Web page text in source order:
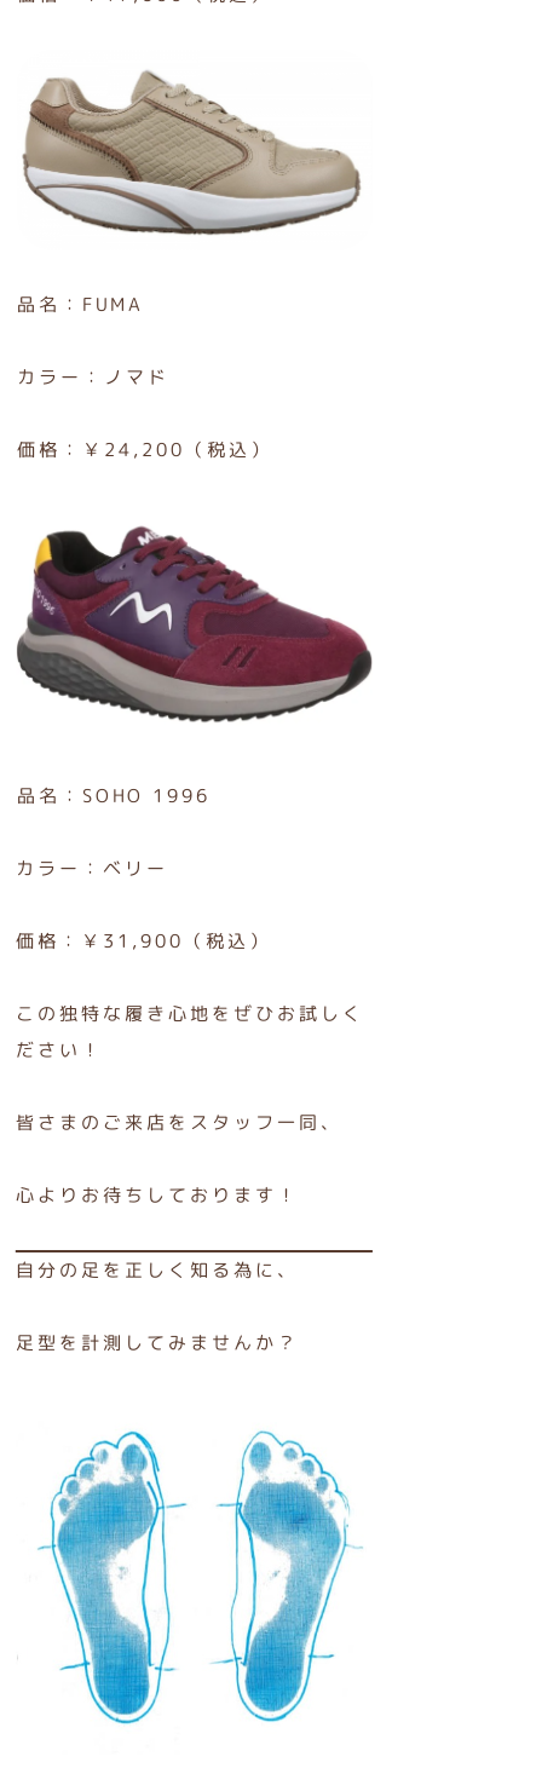
品名：FUMA
カラー：ノマド
価格：￥24,200（税込）
品名：SOHO 1996
カラー：ベリー
価格：￥31,900（税込）
この独特な履き心地をぜひお試しく
ださい！
皆さまのご来店をスタッフ一同、
心よりお待ちしております！
自分の足を正しく知る為に、
足型を計測してみませんか？